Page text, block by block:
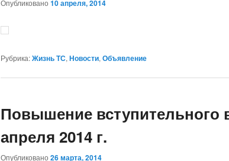
Опубликовано 10 апреля, 2014
Рубрика:Жизнь ТС, Новости, Объявление
Повышение вступительного
апреля 2014 г.
Опубликовано 26 марта, 2014